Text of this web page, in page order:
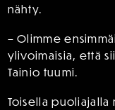
nähty.
– Olimme
ylivoimaisia, että
Tainio tuumi.
Toisella